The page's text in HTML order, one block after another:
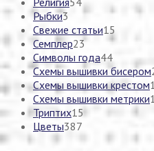
Рыбки3
Свежие статьи15
Семплер23
Символы года44
Схемы вышивки бисером
Схемы вышивки крестом
Схемы вышивки метрики
Триптих15
Цветы387